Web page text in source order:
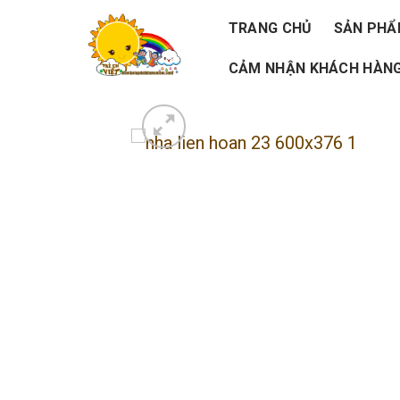
TRANG CHỦ SẢN
CẢM NHẬN KHÁCH